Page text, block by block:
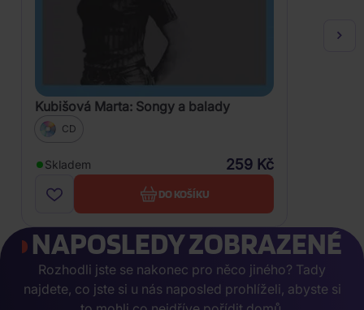
Kubišová Marta: Songy a balady
CD
Skladem 259 Kč
DO KOŠÍKU
NAPOSLEDY ZOBRAZENÉ
Rozhodli jste se nakonec pro něco jiného? Tady
najdete, co jste si u nás naposled prohlíželi, abyste si